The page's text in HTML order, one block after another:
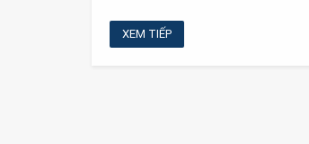
XEM TIẾP